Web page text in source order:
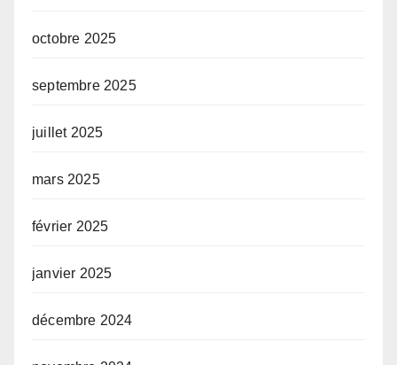
octobre 2025
septembre 2025
juillet 2025
mars 2025
février 2025
janvier 2025
décembre 2024